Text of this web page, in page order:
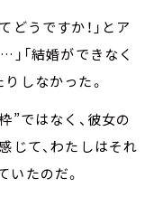
どうですか！」とア
「結婚ができなく
しなかった。
”ではなく、彼女の
じて、わたしはそれ
たのだ。